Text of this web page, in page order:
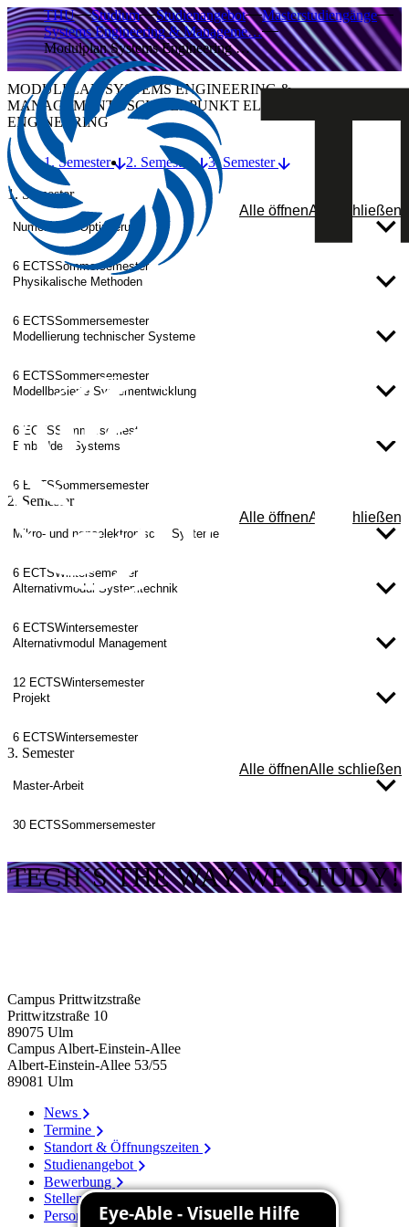
THU Studium Studienangebot
Masterstudiengänge
Systems Engineering & Manageme…
Modulplan Systems Engineering …
MODULPLAN SYSTEMS ENGINEERING &
MANAGEMENT - SCHWERPUNKT ELECTRICAL
ENGINEERING
1. Semester 2. Semester 3. Semester
1. Semester
Alle öffnenAlle schließen
Numerische Optimierung
6 ECTSSommersemester
Physikalische Methoden
6 ECTSSommersemester
Modellierung technischer Systeme
6 ECTSSommersemester
Modellbasierte Systementwicklung
6 ECTSSommersemester
Embedded Systems
6 ECTSSommersemester
2. Semester
Alle öffnenAlle schließen
Mikro‐ und nanoelektronische Systeme
6 ECTSWintersemester
Alternativmodul Systemtechnik
6 ECTSWintersemester
Alternativmodul Management
12 ECTSWintersemester
Projekt
6 ECTSWintersemester
3. Semester
Alle öffnenAlle schließen
Master-Arbeit
30 ECTSSommersemester
TECH´S THE WAY WE STUDY!
Campus Prittwitzstraße
Prittwitzstraße 10
89075 Ulm
Campus Albert-Einstein-Allee
Albert-Einstein-Allee 53/​55
89081 Ulm
News
Termine
Standort & Öffnungszeiten
Studienangebot
Bewerbung
Stellenangebote
Personenverzeichnis